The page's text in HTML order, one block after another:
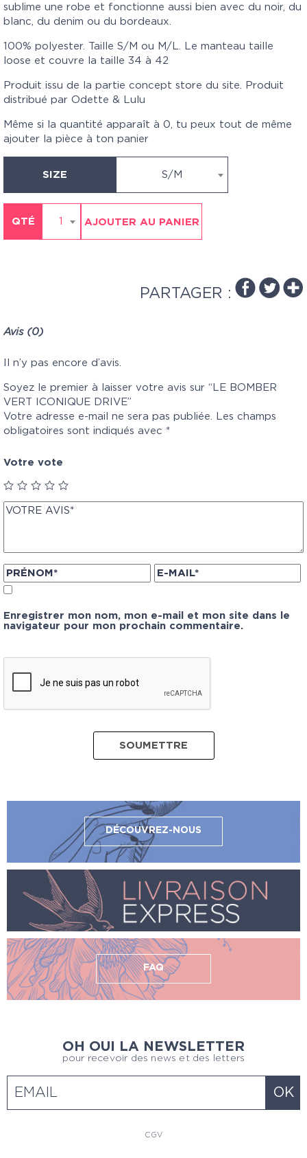
sublime une robe et fonctionne aussi bien avec du noir, du
blanc, du denim ou du bordeaux.
100% polyester. Taille S/M ou M/L. Le manteau taille
loose et couvre la taille 34 à 42
Produit issu de la partie concept store du site. Produit
distribué par Odette & Lulu
Même si la quantité apparaît à 0, tu peux tout de même
ajouter la pièce à ton panier
SIZE S/M
QTÉ 1 AJOUTER AU PANIER
PARTAGER :
Avis (0)
Il n’y pas encore d’avis.
Soyez le premier à laisser votre avis sur “LE BOMBER
VERT ICONIQUE DRIVE”
Votre adresse e-mail ne sera pas publiée. Les champs
obligatoires sont indiqués avec *
Votre vote
Enregistrer mon nom, mon e-mail et mon site dans le
navigateur pour mon prochain commentaire.
DÉCOUVREZ-NOUS
FAQ
OH OUI LA NEWSLETTER
pour recevoir des news et des letters
CGV